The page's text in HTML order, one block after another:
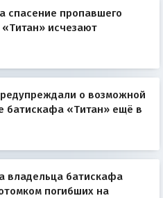
спасение пропавшего
исчезают
о возможной
батискафа «Титан» ещё в
владельца батискафа
погибших на